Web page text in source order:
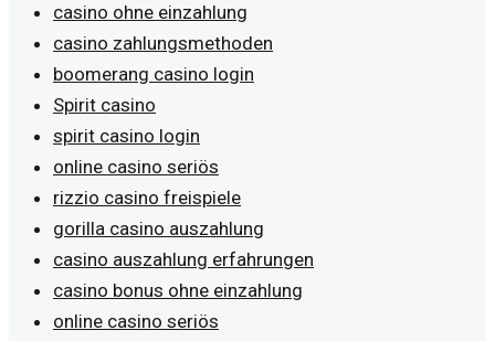
casino ohne einzahlung
casino zahlungsmethoden
boomerang casino login
Spirit casino
spirit casino login
online casino seriös
rizzio casino freispiele
gorilla casino auszahlung
casino auszahlung erfahrungen
casino bonus ohne einzahlung
online casino seriös